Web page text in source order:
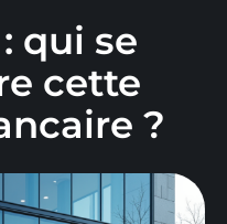
qui se
cette
?